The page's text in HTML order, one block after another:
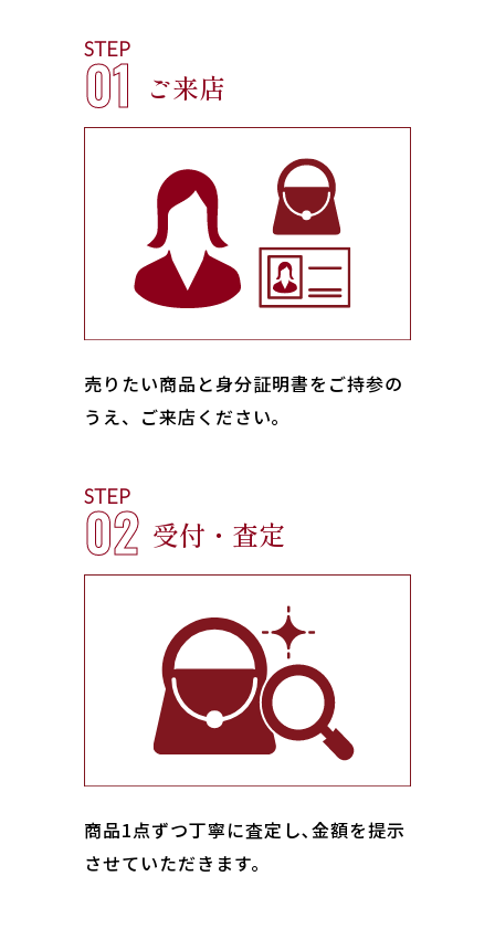
STEP
01 ご来店
売りたい商品と身分証明書をご持参の
うえ、ご来店ください｡
STEP
02 受付・査定
商品1点ずつ丁寧に査定し､金額を提示
させていただきます。